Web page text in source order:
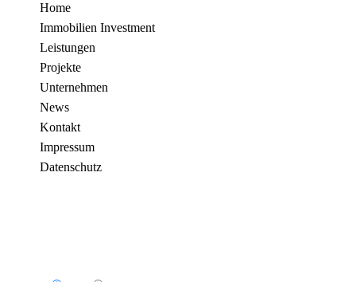
Home
Immobilien Investment
Leistungen
Projekte
Unternehmen
News
Kontakt
Impressum
Datenschutz